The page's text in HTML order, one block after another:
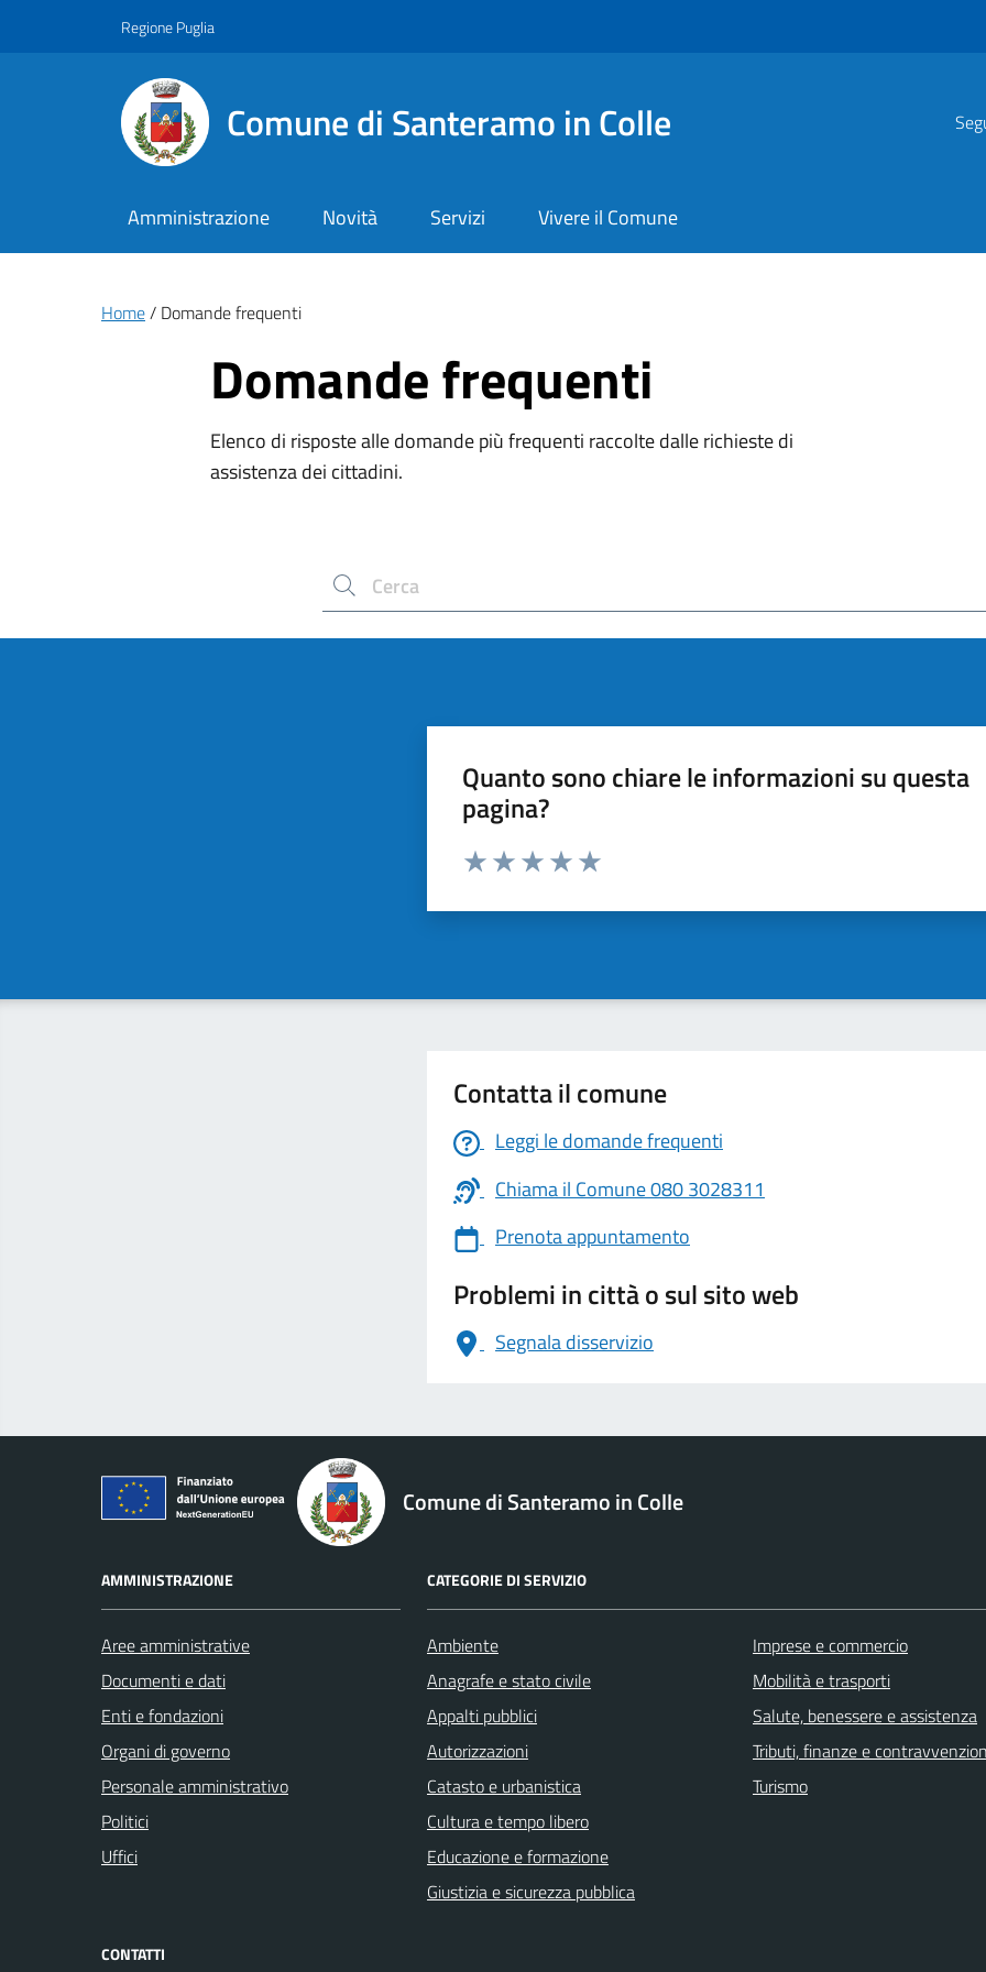
Regione Puglia
Comune di Santeramo in Colle
Amministrazione Novità Servizi Vivere il Comune
Briciole di pane
Home Domande frequenti
Domande frequenti
Elenco di risposte alle domande più frequenti raccolte dalle richieste di
assistenza dei cittadini.
Cerca nel sito
Quanto sono chiare le informazioni su questa
pagina?
Valuta da 1 a 5 stelle la pagina
Contatta il comune
Leggi le domande frequenti
Chiama il Comune 080 3028311
Prenota appuntamento
Problemi in città o sul sito web
Segnala disservizio
logo Unione Europea
Comune di Santeramo in Colle
AMMINISTRAZIONE
Aree amministrative
Documenti e dati
Enti e fondazioni
Organi di governo
Personale amministrativo
Politici
Uffici
CATEGORIE DI SERVIZIO
Ambiente
Anagrafe e stato civile
Appalti pubblici
Autorizzazioni
Catasto e urbanistica
Cultura e tempo libero
Educazione e formazione
Giustizia e sicurezza pubblica
Imprese e commercio
Mobilità e trasporti
Salute, benessere e assistenza
Tributi, finanze e
Turismo
CONTATTI